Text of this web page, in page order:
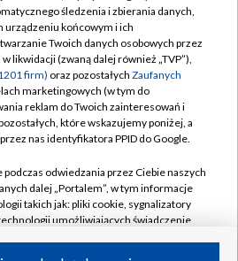
TVP
TVP
prywatności
Moje zgody
Pomoc
Kontakt
Kanały
śledzenia i zbierania danych,
urządzeniu końcowym i ich
Twoich danych osobowych przez
likwidacji (zwaną dalej również „TVP”),
firm) oraz pozostałych Zaufanych
marketingowych (w tym do
reklam do Twoich zainteresowań i
które wskazujemy poniżej, a
nas identyfikatora PPID do Google.
odwiedzania przez Ciebie naszych
dalej „Portalem”, w tym informacje
takich jak: pliki cookie, sygnalizatory
umożliwiających świadczenie